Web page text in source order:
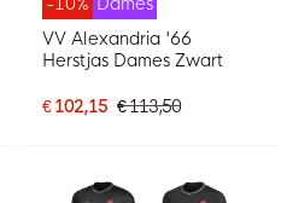
VV Alexandria '66
Herstjas Dames Zwart
€ 102,15 € 113,50